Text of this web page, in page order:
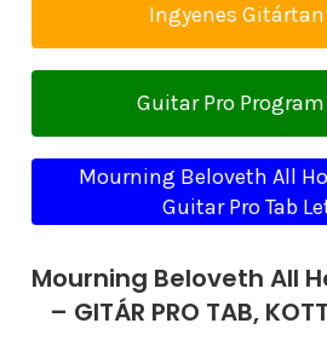
Ingyenes
Guitar Pro
Mourning Beloveth All
Guitar Pro Tab
Mourning Beloveth All
– GITÁR PRO TAB,